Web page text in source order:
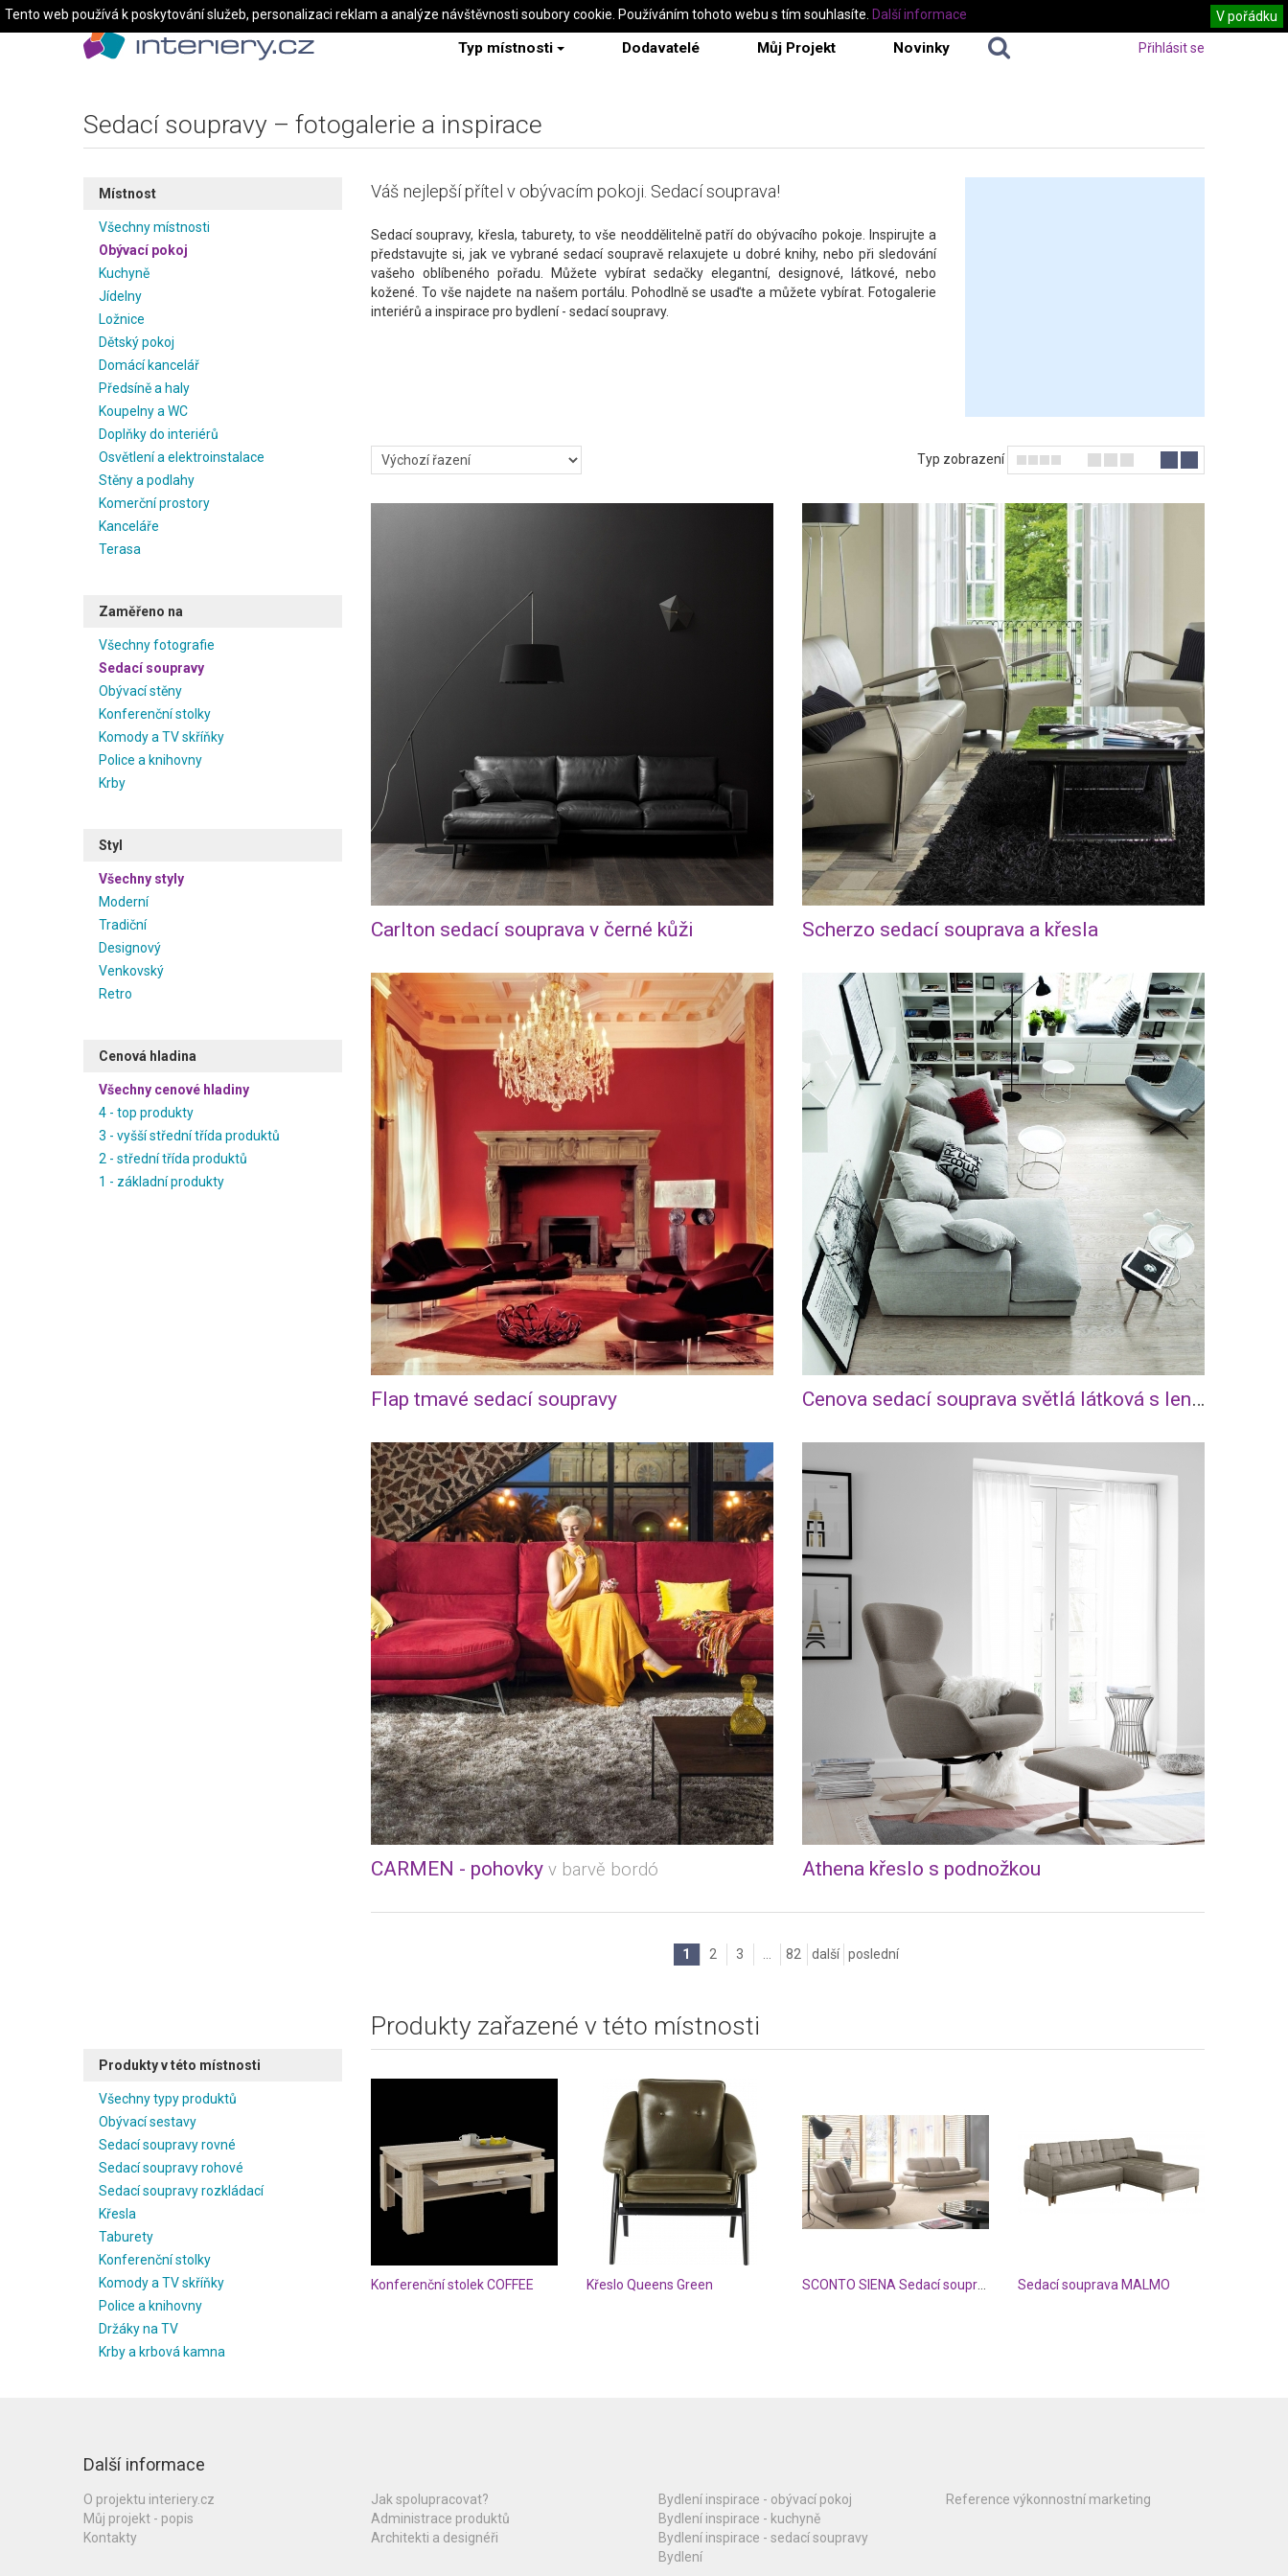
Typ místnosti Dodavatelé Můj Projekt Novinky Přihlásit se
Sedací soupravy – fotogalerie a inspirace
Místnost
Všechny místnosti
Obývací pokoj
Kuchyně
Jídelny
Ložnice
Dětský pokoj
Domácí kancelář
Předsíně a haly
Koupelny a WC
Doplňky do interiérů
Osvětlení a elektroinstalace
Stěny a podlahy
Komerční prostory
Kanceláře
Terasa
Zaměřeno na
Všechny fotografie
Sedací soupravy
Obývací stěny
Konferenční stolky
Komody a TV skříňky
Police a knihovny
Krby
Styl
Všechny styly
Moderní
Tradiční
Designový
Venkovský
Retro
Cenová hladina
Všechny cenové hladiny
4 - top produkty
3 - vyšší střední třída produktů
2 - střední třída produktů
1 - základní produkty
Váš nejlepší přítel v obývacím pokoji. Sedací souprava!
Sedací soupravy, křesla, taburety, to vše neoddělitelně patří do obývacího pokoje. Inspirujte a
představujte si, jak ve vybrané sedací soupravě relaxujete u dobré knihy, nebo při sledování
vašeho oblíbeného pořadu. Můžete vybírat sedačky elegantní, designové, látkové, nebo
kožené. To vše najdete na našem portálu. Pohodlně se usaďte a můžete vybírat. Fotogalerie
interiérů a inspirace pro bydlení - sedací soupravy.
Typ zobrazení
Carlton sedací souprava v černé kůži Scherzo sedací souprava a křesla
Flap tmavé sedací soupravy Cenova sedací souprava světlá látková s lenoškou
CARMEN - pohovky v barvě bordó Athena křeslo s podnožkou
1 2 3 82 další poslední
Produkty v této místnosti
Všechny typy produktů
Obývací sestavy
Sedací soupravy rovné
Sedací soupravy rohové
Sedací soupravy rozkládací
Křesla
Taburety
Konferenční stolky
Komody a TV skříňky
Police a knihovny
Držáky na TV
Krby a krbová kamna
Produkty zařazené v této místnosti
Konferenční stolek COFFEE Křeslo Queens Green Sedací souprava MALMO
Další informace
O projektu interiery.cz
Můj projekt - popis
Kontakty
Jak spolupracovat?
Administrace produktů
Architekti a designéři
Bydlení inspirace - obývací pokoj
Bydlení inspirace - kuchyně
Bydlení inspirace - sedací soupravy
Bydlení
Reference výkonnostní marketing
Tento web používá k poskytování služeb, personalizaci reklam a analýze návštěvnosti soubory cookie. Používáním tohoto webu s tím souhlasíte. V pořádku
Další informace